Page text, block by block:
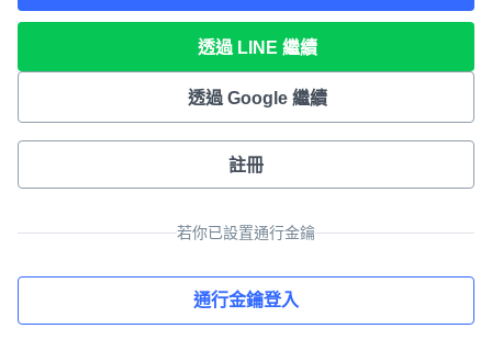
透過 LINE 繼續
透過 Google 繼續
註冊
若你已設置通行金鑰
通行金鑰登入